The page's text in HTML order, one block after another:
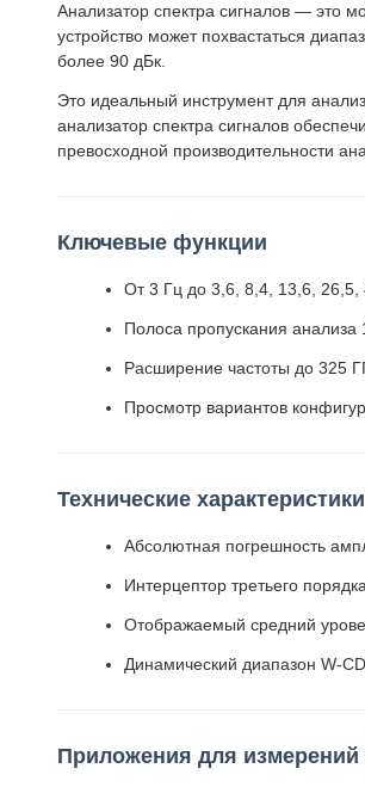
Анализатор спектра сигналов — это
устройство может похвастаться
более 90 дБк.
Это идеальный инструмент для
анализатор спектра сигналов
превосходной производительности
Ключевые функции
От 3 Гц до 3,6, 8,4, 13,6, 26,5,
Полоса пропускания
Расширение частоты до 325
Просмотр вариантов
Технические характеристики
Абсолютная погрешность
Интерцептор третьего
Отображаемый средний
Динамический диапазон W-
Приложения для